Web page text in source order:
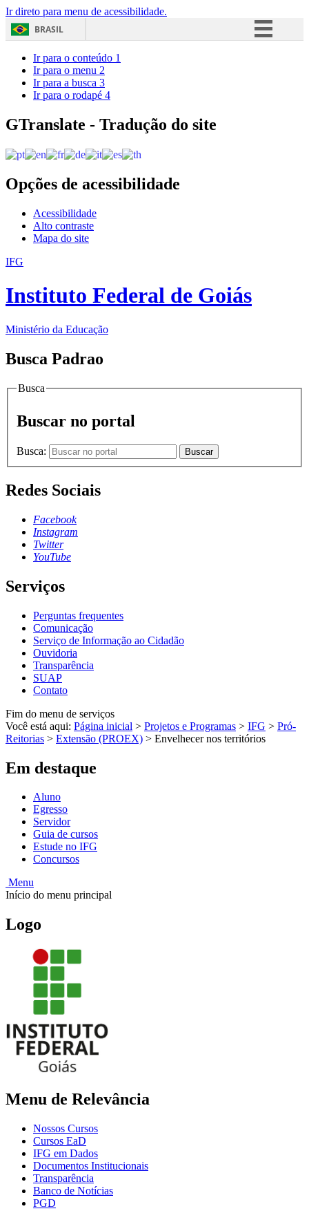
Ir direto para menu de acessibilidade.
BRASIL
Acesso à informação
Ir para o conteúdo 1
Ir para o menu 2
Ir para a busca 3
Ir para o rodapé 4
GTranslate - Tradução do site
Opções de acessibilidade
Acessibilidade
Alto contraste
Mapa do site
IFG
Instituto Federal de Goiás
Ministério da Educação
Busca Padrao
Busca
Buscar no portal
Busca: Buscar
Redes Sociais
Facebook
Instagram
Twitter
YouTube
Serviços
Perguntas frequentes
Comunicação
Serviço de Informação ao Cidadão
Ouvidoria
Transparência
SUAP
Contato
Fim do menu de serviços
Você está aqui: Página inicial > Projetos e Programas > IFG > Pró-
Reitorias > Extensão (PROEX) > Envelhecer nos territórios
Em destaque
Aluno
Egresso
Servidor
Guia de cursos
Estude no IFG
Concursos
Menu
Início do menu principal
Logo
Menu de Relevância
Nossos Cursos
Cursos EaD
IFG em Dados
Documentos Institucionais
Transparência
Banco de Notícias
PGD